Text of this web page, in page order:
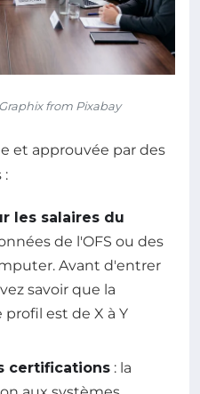
from Pixabay
et approuvée par des
:
les salaires du
de l'OFS ou des
Avant d'entrer
savoir que la
est de X à Y
certifications : la